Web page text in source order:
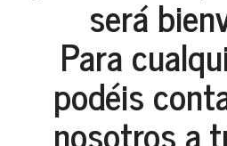
será
Para
podéis